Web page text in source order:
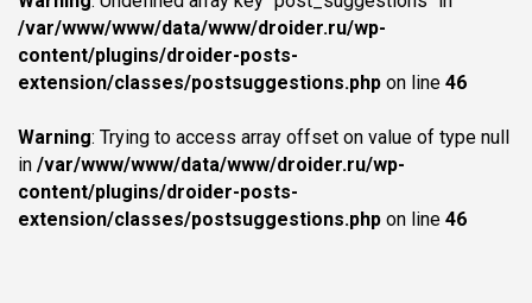
/var/www/www/data/www/droider.ru/wp-
content/plugins/droider-posts-
extension/classes/postsuggestions.php on line 46
Warning: Trying to access array offset on value of type null
in /var/www/www/data/www/droider.ru/wp-
content/plugins/droider-posts-
extension/classes/postsuggestions.php on line 46